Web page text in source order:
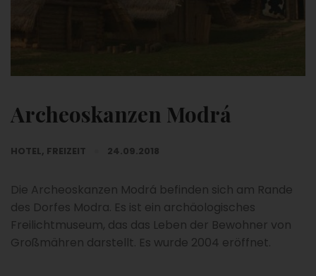
Archeoskanzen Modrá
HOTEL, FREIZEIT 24.09.2018
Die Archeoskanzen Modrá befinden sich am Rande
des Dorfes Modra. Es ist ein archäologisches
Freilichtmuseum, das das Leben der Bewohner von
Großmähren darstellt. Es wurde 2004 eröffnet.